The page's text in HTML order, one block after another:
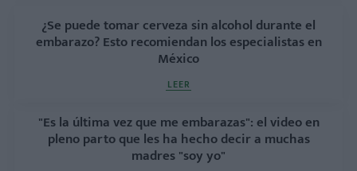
¿Se puede tomar cerveza sin alcohol durante el
embarazo? Esto recomiendan los especialistas en
México
LEER
"Es la última vez que me embarazas": el video en
pleno parto que les ha hecho decir a muchas
madres "soy yo"